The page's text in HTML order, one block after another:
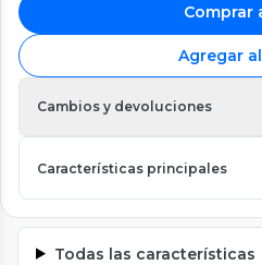
Comprar
Agregar
Cambios y devoluciones
Características principales
Todas las características